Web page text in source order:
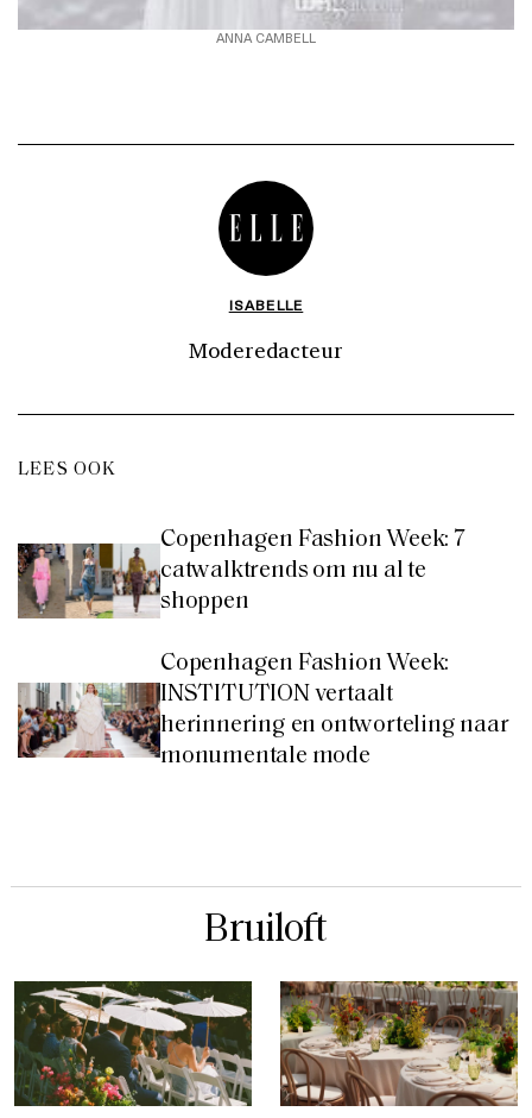
ANNA CAMBELL
ISABELLE
Moderedacteur
LEES OOK
Copenhagen Fashion Week: 7
catwalktrends om nu al te
shoppen
Copenhagen Fashion Week:
INSTITUTION vertaalt
herinnering en ontworteling naar
monumentale mode
Bruiloft